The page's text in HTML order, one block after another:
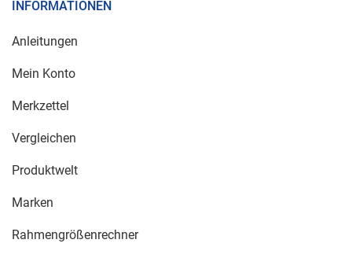
INFORMATIONEN
Anleitungen
Mein Konto
Merkzettel
Vergleichen
Produktwelt
Marken
Rahmengrößenrechner